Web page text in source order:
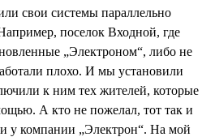
свои системы параллельно
поселок Входной, где
„Электроном“, либо не
плохо. И мы установили
к ним тех жителей, которые
А кто не пожелал, тот так и
у компании „Электрон“. На мой